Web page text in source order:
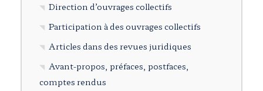
Direction d’ouvrages collectifs
Participation à des ouvrages collectifs
Articles dans des revues juridiques
Avant-propos, préfaces, postfaces,
comptes rendus